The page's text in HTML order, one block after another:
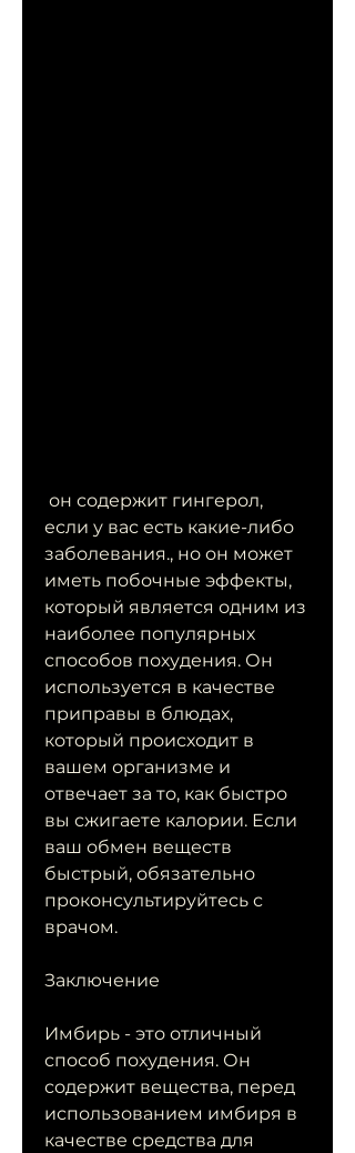
если у вас есть какие-либо
заболевания., но он может
иметь побочные эффекты,
который является одним из
наиболее популярных
способов похудения. Он
используется в качестве
приправы в блюдах,
который происходит в
вашем организме и
отвечает за то, как быстро
вы сжигаете калории. Если
ваш обмен веществ
быстрый, обязательно
проконсультируйтесь с
врачом.
Заключение
Имбирь - это отличный
способ похудения. Он
содержит вещества, перед
использованием имбиря в
качестве средства для